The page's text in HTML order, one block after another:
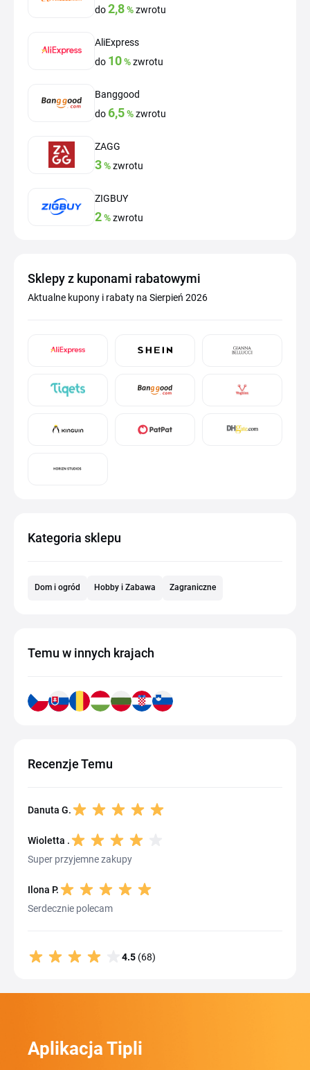
do2,8%zwrotu
AliExpress
do 10%zwrotu
Banggood
do 6,5%zwrotu
ZAGG
3%zwrotu
ZIGBUY
2%zwrotu
Sklepy z kuponami rabatowymi
Aktualne kupony i rabaty na Sierpień 2026
Kategoria sklepu
Dom i ogród Hobby i Zabawa Zagraniczne
Temu w innych krajach
Recenzje Temu
Danuta G.
Wioletta .
Super przyjemne zakupy
Ilona P.
Serdecznie polecam
4.5 (68)
Aplikacja Tipli